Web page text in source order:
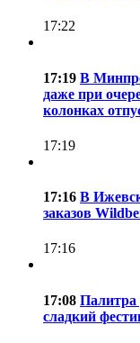
17:22
17:19 В
даже при
колонках
17:19
17:16 В
заказов
17:16
17:08 Палитра
сладкий